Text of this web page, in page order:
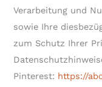
Verarbeitung und
sowie Ihre
zum Schutz Ihrer
Pinterest: https://